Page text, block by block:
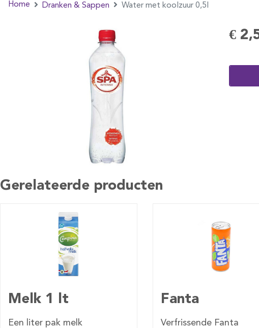
Home Dranken & Sappen Water met koolzuur 0,5l
€
Gerelateerde producten
Fanta
Verfrissende Fanta
Sprite
Verfrissende Sprite